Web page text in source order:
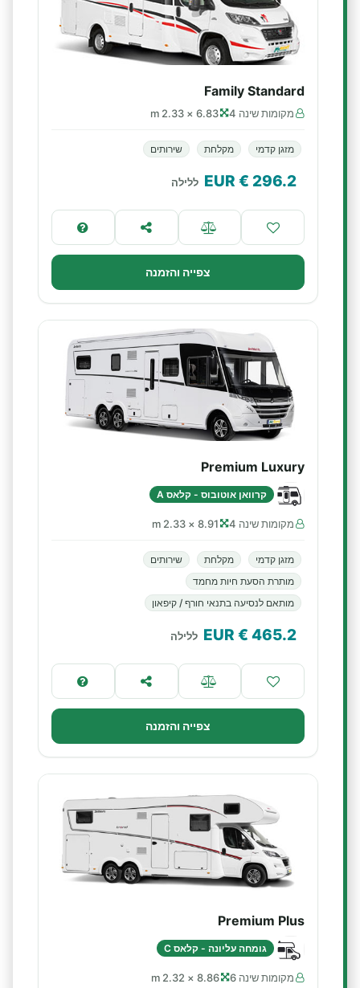
Family Standard
מקומות שינה 4 6.83 × 2.33 m
מזגן קדמי מקלחת שירותים
296.2
€ EUR ללילה
צפייה והזמנה
Premium Luxury
קרוואן אוטובוס - קלאס A
מקומות שינה 4 8.91 × 2.33 m
מזגן קדמי מקלחת
שירותים
מותרת הסעת חיות מחמד
מותאם לנסיעה בתנאי חורף / קיפאון
465.2
€ EUR ללילה
צפייה והזמנה
Premium Plus
גומחה עליונה - קלאס C
מקומות שינה 6 8.86 × 2.32 m